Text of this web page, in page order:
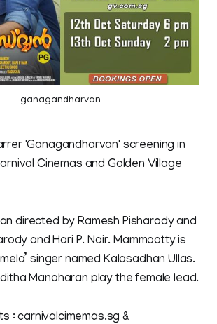
ganagandharvan
'Ganagandharvan' screening in
Cinemas and Golden Village
directed by Ramesh Pisharody and
and Hari P. Nair. Mammootty is
singer named Kalasadhan Ullas.
Manoharan play the female lead.
: carnivalcimemas.sg &